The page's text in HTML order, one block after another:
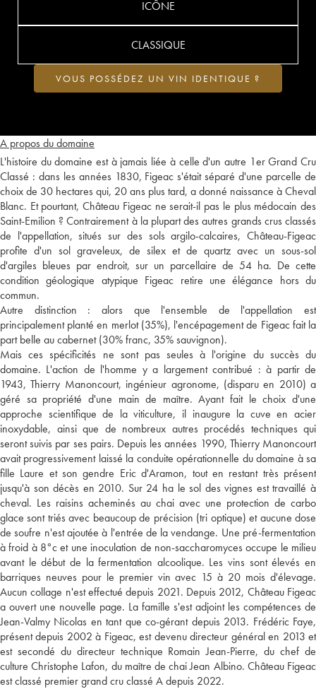
A propos du domaine
L'histoire du domaine est à jamais liée à celle d'un autre 1er Grand Cru
Classé : dans les années 1830, Figeac s'était séparé d'une parcelle de
choix de 30 hectares qui, 20 ans plus tard, a donné naissance à Cheval
Blanc. Et pourtant, Château Figeac ne serait-il pas le plus médocain des
Saint-Emilion ? Contrairement à la plupart des autres grands crus classés
de l'appellation, situés sur des sols argilo-calcaires, Château-Figeac
profite d'un sol graveleux, de silex et de quartz avec un sous-sol
d'argiles bleues par endroit, sur un parcellaire de 54 ha. De cette
condition géologique atypique Figeac retire une élégance hors du
commun.
Autre distinction : alors que l'ensemble de l'appellation est
principalement planté en merlot (35%), l'encépagement de Figeac fait la
part belle au cabernet (30% franc, 35% sauvignon).
Mais ces spécificités ne sont pas seules à l'origine du succès du
domaine. L'action de l'homme y a largement contribué : à partir de
1943, Thierry Manoncourt, ingénieur agronome, (disparu en 2010) a
géré sa propriété d'une main de maître. Ayant fait le choix d'une
approche scientifique de la viticulture, il inaugure la cuve en acier
inoxydable, ainsi que de nombreux autres procédés techniques qui
seront suivis par ses pairs. Depuis les années 1990, Thierry Manoncourt
avait progressivement laissé la conduite opérationnelle du domaine à sa
fille Laure et son gendre Eric d'Aramon, tout en restant très présent
jusqu'à son décès en 2010. Sur 24 ha le sol des vignes est travaillé à
cheval. Les raisins acheminés au chai avec une protection de carbo
glace sont triés avec beaucoup de précision (tri optique) et aucune dose
de soufre n'est ajoutée à l'entrée de la vendange. Une pré-fermentation
à froid à 8°c et une inoculation de non-saccharomyces occupe le milieu
avant le début de la fermentation alcoolique. Les vins sont élevés en
barriques neuves pour le premier vin avec 15 à 20 mois d'élevage.
Aucun collage n'est effectué depuis 2021. Depuis 2012, Château Figeac
a ouvert une nouvelle page. La famille s'est adjoint les compétences de
Jean-Valmy Nicolas en tant que co-gérant depuis 2013. Frédéric Faye,
présent depuis 2002 à Figeac, est devenu directeur général en 2013 et
est secondé du directeur technique Romain Jean-Pierre, du chef de
culture Christophe Lafon, du maître de chai Jean Albino. Château Figeac
est classé premier grand cru classé A depuis 2022.
ICÔNE
CLASSIQUE
VOUS POSSÉDEZ UN VIN IDENTIQUE ?